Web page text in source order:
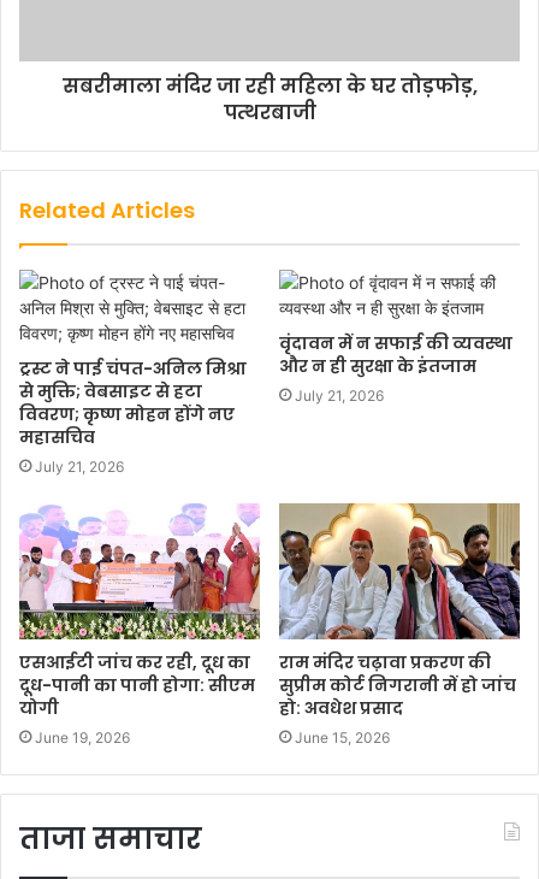
सबरीमाला मंदिर जा रही महिला के घर तोड़फोड़,
पत्थरबाजी
Related Articles
ट्रस्ट ने पाई चंपत-अनिल मिश्रा
से मुक्ति; वेबसाइट से हटा
विवरण; कृष्ण मोहन होंगे नए
महासचिव
July 21, 2026
वृंदावन में न सफाई की व्यवस्था
और न ही सुरक्षा के इंतजाम
July 21, 2026
एसआईटी जांच कर रही, दूध का
दूध-पानी का पानी होगा: सीएम
योगी
June 19, 2026
राम मंदिर चढ़ावा प्रकरण की
सुप्रीम कोर्ट निगरानी में हो जांच
हो: अवधेश प्रसाद
June 15, 2026
ताजा समाचार